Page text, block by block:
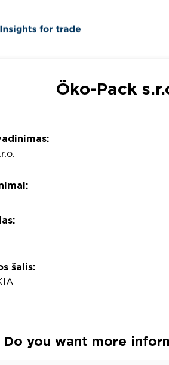
Öko-Pack
šalis:
Do you want more